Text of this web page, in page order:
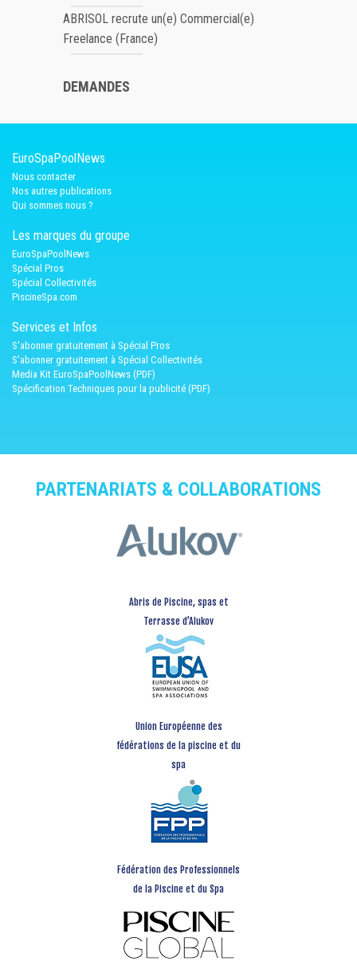
ABRISOL recrute un(e) Commercial(e)
Freelance (France)
DEMANDES
EuroSpaPoolNews
Nous contacter
Nos autres publications
Qui sommes nous ?
Les marques du groupe
EuroSpaPoolNews
Spécial Pros
Spécial Collectivités
PiscineSpa.com
Services et Infos
S'abonner gratuitement à Spécial Pros
S'abonner gratuitement à Spécial Collectivités
Media Kit EuroSpaPoolNews (PDF)
Spécification Techniques pour la publicité (PDF)
PARTENARIATS & COLLABORATIONS
Abris de Piscine, spas et
Terrasse d’Alukov
Union Européenne des
fédérations de la piscine et du
spa
Fédération des Professionnels
de la Piscine et du Spa